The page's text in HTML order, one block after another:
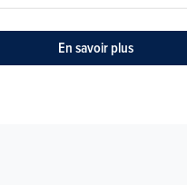
En savoir plus